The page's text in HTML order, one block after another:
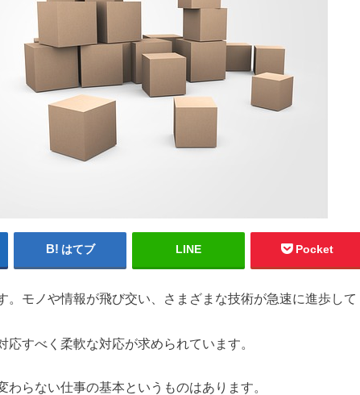
はてブ LINE Pocket
。モノや情報が飛び交い、さまざまな技術が急速に進歩して
すべく柔軟な対応が求められています。
らない仕事の基本というものはあります。